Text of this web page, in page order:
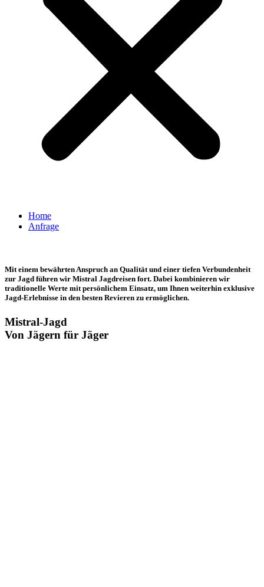
Home
Anfrage
Mit einem bewährten Anspruch an Qualität und einer tiefen Verbundenheit
zur Jagd führen wir Mistral Jagdreisen fort. Dabei kombinieren wir
traditionelle Werte mit persönlichem Einsatz, um Ihnen weiterhin exklusive
Jagd-Erlebnisse in den besten Revieren zu ermöglichen.
Mistral-Jagd
Von Jägern für Jäger